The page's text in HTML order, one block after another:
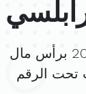
. تم تأسيسها في 12 نوفمبر 2008 برأس مال
تحت الرقم